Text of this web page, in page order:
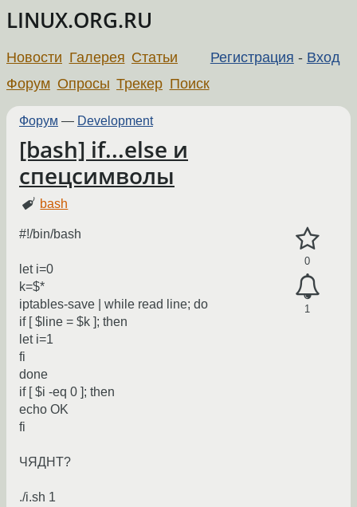
LINUX.ORG.RU
Регистрация - Вход
Новости Галерея Статьи
Форум Опросы Трекер Поиск
Форум — Development
[bash] if...else и
спецсимволы
bash
0
1
#!/bin/bash
let i=0
k=$*
iptables-save | while read line; do
if [ $line = $k ]; then
let i=1
fi
done
if [ $i -eq 0 ]; then
echo OK
fi
ЧЯДНТ?
./i.sh 1